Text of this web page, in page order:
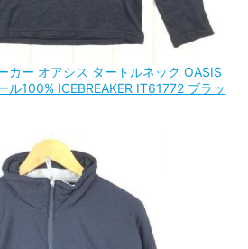
カー オアシス タートルネック OASIS
ル100% ICEBREAKER IT61772 ブラッ